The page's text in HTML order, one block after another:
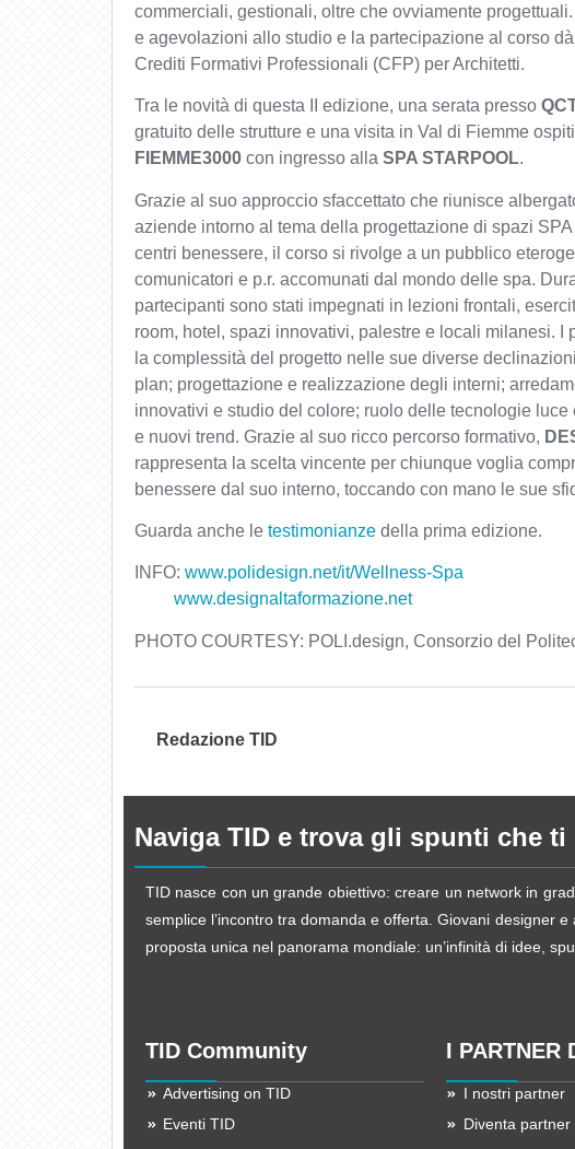
commerciali, gestionali, oltre che ovviamente
e agevolazioni allo studio e la partecipazione al corso
Crediti Formativi Professionali (CFP) per Architetti.
Tra le novità di questa II edizione, una serata presso
gratuito delle strutture e una visita in Val di Fiemme
FIEMME3000 con ingresso alla SPA STARPOOL.
Grazie al suo approccio sfaccettato che riunisce
aziende intorno al tema della progettazione di spazi
centri benessere, il corso si rivolge a un pubblico
comunicatori e p.r. accomunati dal mondo delle spa.
partecipanti sono stati impegnati in lezioni frontali,
room, hotel, spazi innovativi, palestre e locali milanesi. I
la complessità del progetto nelle sue diverse
plan; progettazione e realizzazione degli interni;
innovativi e studio del colore; ruolo delle tecnologie
e nuovi trend. Grazie al suo ricco percorso formativo,
rappresenta la scelta vincente per chiunque voglia
benessere dal suo interno, toccando con mano le sue
Guarda anche le testimonianze della prima edizione.
INFO: www.polidesign.net/it/Wellness-Spa
www.designaltaformazione.net
PHOTO COURTESY: POLI.design, Consorzio del
Redazione TID
Naviga TID e trova gli spunti che
TID nasce con un grande obiettivo: creare un network in
semplice l’incontro tra domanda e offerta. Giovani designer
proposta unica nel panorama mondiale: un’infinità di idee,
TID Community
Advertising on TID
Eventi TID
I PARTNER
I nostri partner
Diventa partner